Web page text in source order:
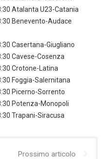
Atalanta U23-Catania
Benevento-Audace
Casertana-Giugliano
Cavese-Cosenza
Crotone-Latina
Foggia-Salernitana
Picerno-Sorrento
Potenza-Monopoli
Trapani-Siracusa
Prossimo articolo